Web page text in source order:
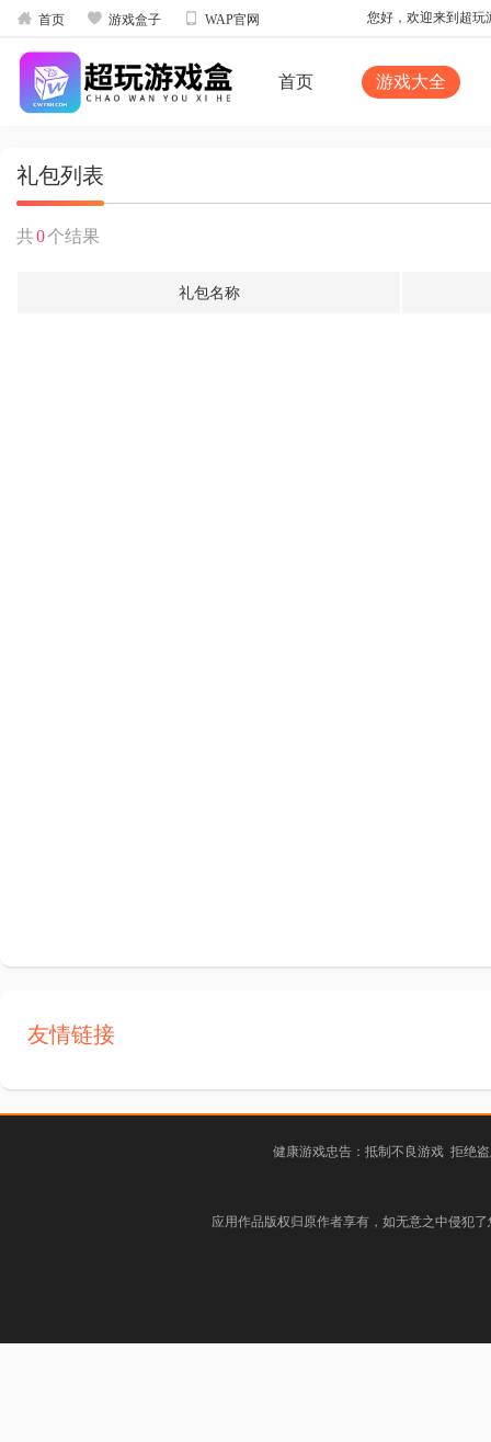
 首页  游戏盒子  WAP官网 您好，欢迎来到超玩
首页 游戏大全
礼包列表
共0个结果
礼包名称
友情链接
健康游戏忠告：抵制不良游戏 拒绝
应用作品版权归原作者享有，如无意之中侵犯